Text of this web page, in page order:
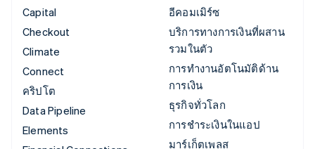
Capital
Checkout
Climate
Connect
คริปโต
Data Pipeline
Elements
อีคอมเมิร์ซ
บริการทางการเงินที่ผสาน
รวมในตัว
การทำงานอัตโนมัติด้าน
การเงิน
ธุรกิจทั่วโลก
การชำระเงินในแอป
มาร์เก็ตเพลส